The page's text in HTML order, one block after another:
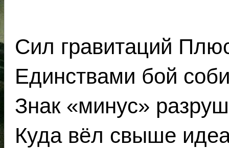
Сил гравитаций
Единствами бой
Знак «минус»
Куда вёл свыше